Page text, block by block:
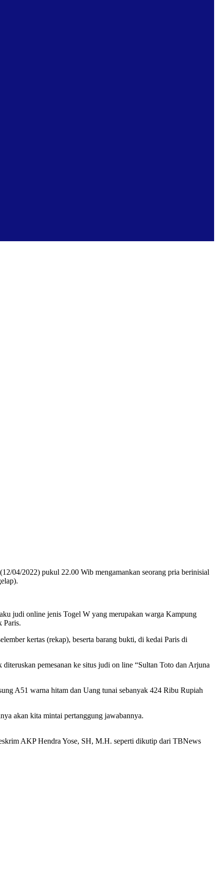
04/2022) pukul 22.00 Wib mengamankan seorang pria berinisial
judi online jenis Togel W yang merupakan warga Kampung
Paris.
kertas (rekap), beserta barang bukti, di kedai Paris di
pemesanan ke situs judi on line “Sultan Toto dan Arjuna
A51 warna hitam dan Uang tunai sebanyak 424 Ribu Rupiah
akan kita mintai pertanggung jawabannya.
AKP Hendra Yose, SH, M.H. seperti dikutip dari TBNews